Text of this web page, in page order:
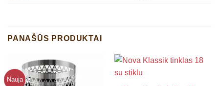
PANAŠŪS PRODUKTAI
Nauja